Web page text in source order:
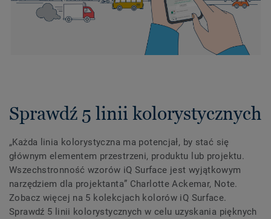
Sprawdź 5 linii kolorystycznych
„Każda linia kolorystyczna ma potencjał, by stać się
głównym elementem przestrzeni, produktu lub projektu.
Wszechstronność wzorów iQ Surface jest wyjątkowym
narzędziem dla projektanta” Charlotte Ackemar, Note.
Zobacz więcej na 5 kolekcjach kolorów iQ Surface.
Sprawdź 5 linii kolorystycznych w celu uzyskania pięknych